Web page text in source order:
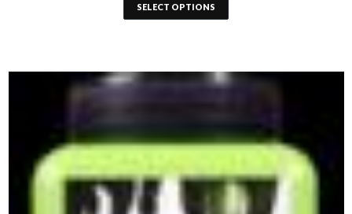
SELECT OPTIONS